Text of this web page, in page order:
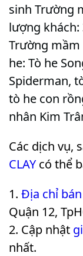
sinh Trường
lượng khách:
Trường mầm
he: Tò he
Spiderman,
tò he con
nhân Kim
Các dịch vụ,
CLAY có thể
Địa chỉ
Quận 12,
Cập nhật
nhất.